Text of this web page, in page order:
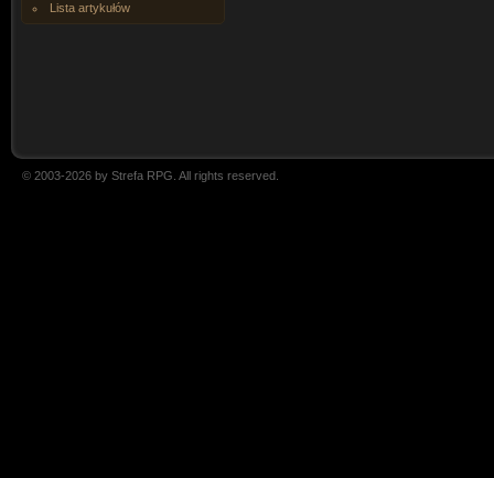
Lista artykułów
© 2003-2026 by Strefa RPG. All rights reserved.